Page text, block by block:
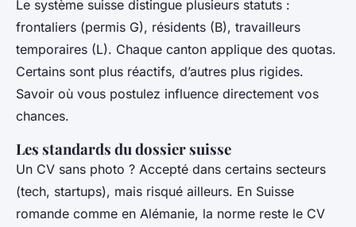
Le système suisse distingue plusieurs statuts :
frontaliers (permis G), résidents (B), travailleurs
temporaires (L). Chaque canton applique des quotas.
Certains sont plus réactifs, d’autres plus rigides.
Savoir où vous postulez influence directement vos
chances.
Les standards du dossier suisse
Un CV sans photo ? Accepté dans certains secteurs
(tech, startups), mais risqué ailleurs. En Suisse
romande comme en Alémanie, la norme reste le CV